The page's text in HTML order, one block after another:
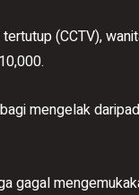
(CCTV),
mengelak
gagal